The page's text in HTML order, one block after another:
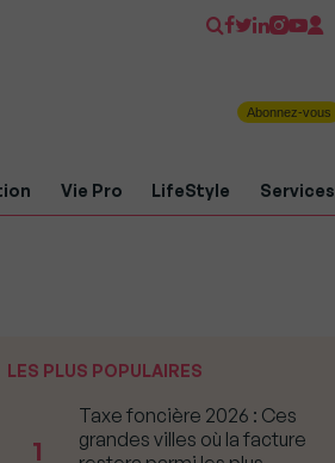
Abonnez-vous
Vie Pro LifeStyle Services
LES PLUS POPULAIRES
1
Taxe foncière 2026 : Ces
grandes villes où la facture